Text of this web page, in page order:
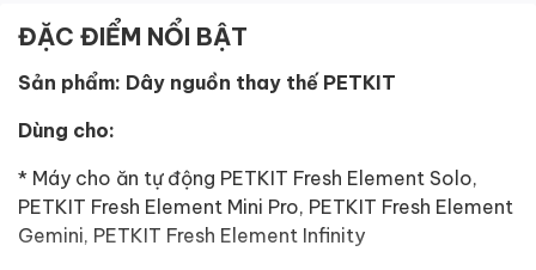
ĐẶC ĐIỂM NỔI BẬT
Sản phẩm: Dây nguồn thay thế PETKIT
Dùng cho:
* Máy cho ăn tự động PETKIT Fresh Element Solo,
PETKIT Fresh Element Mini Pro, PETKIT Fresh Element
Gemini, PETKIT Fresh Element Infinity